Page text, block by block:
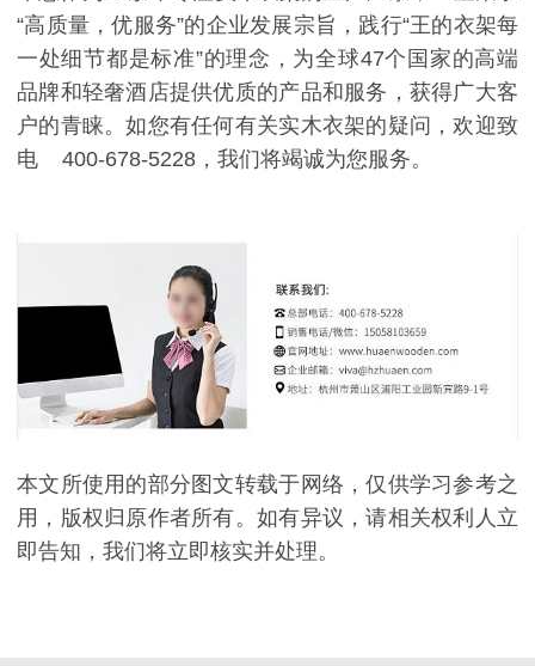
“高质量，优服务”的企业发展宗旨，践行“王的衣架每
一处细节都是标准”的理念，为全球47个国家的高端
品牌和轻奢酒店提供优质的产品和服务，获得广大客
户的青睐。如您有任何有关实木衣架的疑问，欢迎致
电 400-678-5228，我们将竭诚为您服务。
本文所使用的部分图文转载于网络，仅供学习参考之
用，版权归原作者所有。如有异议，请相关权利人立
即告知，我们将立即核实并处理。